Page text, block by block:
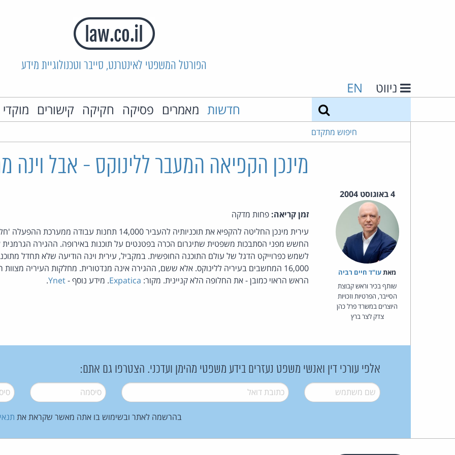
הפורטל המשפטי לאינטרנט, סייבר וטכנולוגיית מידע
ניווט EN
חדשות מאמרים פסיקה חקיקה קישורים
חיפוש מתקדם
מינכן הקפיאה המעבר ללינוקס - אבל וינה
4 באוגוסט 2004
מאת‏עו"ד חיים רביה
שותף בכיר וראש קבוצת
הסייבר, הפרטיות וזכויות
היוצרים במשרד פרל כהן
צדק לצר ברץ
זמן קריאה: פחות מדקה
עירית מינכן החליטה להקפיא את תוכניותיה להעביר 14,000 תחנות
החשש מפני הסתבכות משפטית שתיגרום הכרה בפטנטים על תוכנות באירופה. ההגירה הגרמנית
לשמש כפרוייקט הדגל של עולם התוכנה החופשית. במקביל, עירית וינה הודיעה שלא תחדל
16,000 המחשבים בעיריה ללינוקס. אלא ששם, ההגירה אינה מנדטורית. מחלקות העיריה
הראש הראוי כמובן - את החלופה הלא קניינית. מקור: Expatica. מידע נוסף -Ynet
.
אלפי עורכי דין ואנשי משפט נעזרים בידע משפטי מהימן ועדכני. הצטרפו גם אתם:
שם משתמש* דואל* סיסמה*
בהרשמה לאתר ובשימוש בו אתה מאשר שקראת את